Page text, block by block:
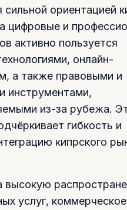
сильной ориентацией
цифровые и
активно пользуется
онлайн-
а также правовыми и
инструментами,
из-за рубежа.
гибкость и
кипрского
высокую
услуг, коммерческое